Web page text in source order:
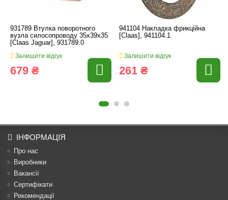
931789 Втулка поворотного
вузла силосопроводу 35x39x35
[Claas Jaguar], 931789.0
Залишити відгук
679 ₴
941104 Накладка фрикційна
[Claas], 941104.1
Залишити відгук
261 ₴
ІНФОРМАЦІЯ
Про нас
Виробники
Вакансії
Сертифікати
Рекомендації